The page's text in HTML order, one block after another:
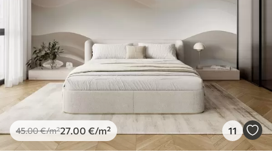
45.00€/m²27 .00 €/m² 11